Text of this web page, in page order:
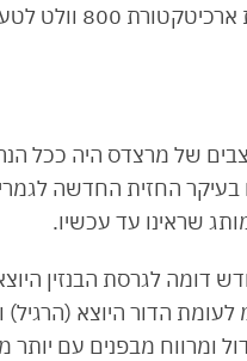
הפלטפורמה
של מרצדס היה ככל
החזית החדשה
שראינו עד עכשיו.
ומרווח מבפנים עם